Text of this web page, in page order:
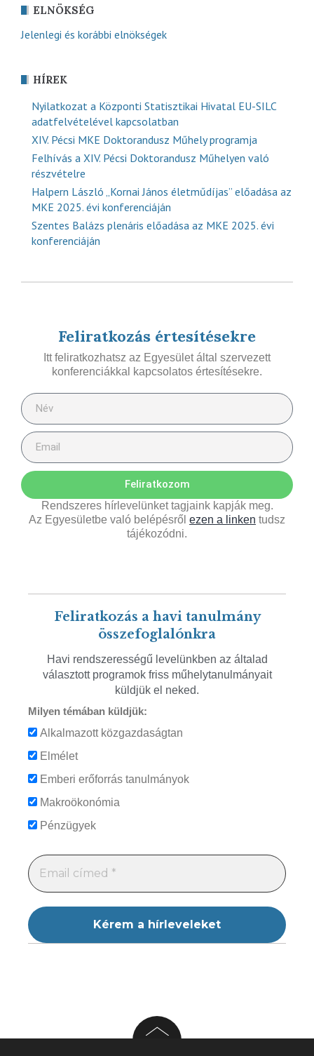
ELNÖKSÉG
Jelenlegi és korábbi elnökségek
HÍREK
Nyilatkozat a Központi Statisztikai Hivatal EU-SILC
adatfelvételével kapcsolatban
XIV. Pécsi MKE Doktorandusz Műhely programja
Felhívás a XIV. Pécsi Doktorandusz Műhelyen való
részvételre
Halpern László „Kornai János életműdíjas” előadása az
MKE 2025. évi konferenciáján
Szentes Balázs plenáris előadása az MKE 2025. évi
konferenciáján
Feliratkozás értesítésekre
Itt feliratkozhatsz az Egyesület által szervezett
konferenciákkal kapcsolatos értesítésekre.
Feliratkozom
Rendszeres hírlevelünket tagjaink kapják meg.
Az Egyesületbe való belépésről ezen a linken tudsz
tájékozódni.
Feliratkozás a havi tanulmány
összefoglalónkra
Havi rendszerességű levelünkben az általad
választott programok friss műhelytanulmányait
küldjük el neked.
Milyen témában küldjük:
Alkalmazott közgazdaságtan
Elmélet
Emberi erőforrás tanulmányok
Makroökonómia
Pénzügyek